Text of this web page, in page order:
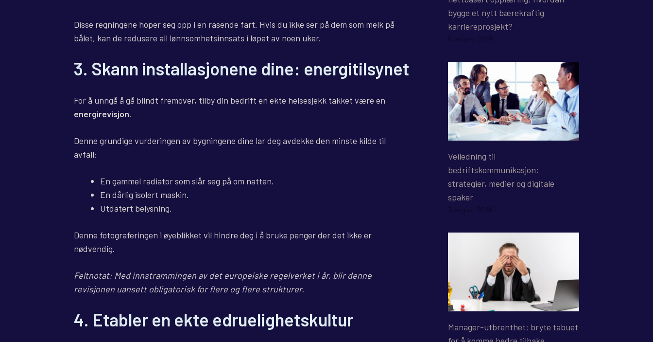
Disse regningene hoper seg opp i en rasende fart. Hvis du ikke ser på dem som melk på
bålet, kan de redusere all lønnsomhetsinnsats i løpet av noen uker.
3. Skann installasjonene dine: energitilsynet
For å unngå å gå blindt fremover, tilby din bedrift en ekte helsesjekk takket være en
energirevisjon.
Denne grundige vurderingen av bygningene dine lar deg avdekke den minste kilde til
avfall:
En gammel radiator som slår seg på om natten.
En dårlig isolert maskin.
Utdatert belysning.
Denne fotograferingen i øyeblikket vil hindre deg i å bruke penger der det ikke er
nødvendig.
Feltnotat: Med innstrammingen av det europeiske regelverket i år, blir denne
revisjonen uansett obligatorisk for flere og flere strukturer.
4. Etabler en ekte edruelighetskultur
bygge et nytt bærekraftig
karriereprosjekt?
8. august 2026
Veiledning til
bedriftskommunikasjon:
strategier, medier og digitale
spaker
7. august 2026
Manager-utbrenthet: bryte tabuet